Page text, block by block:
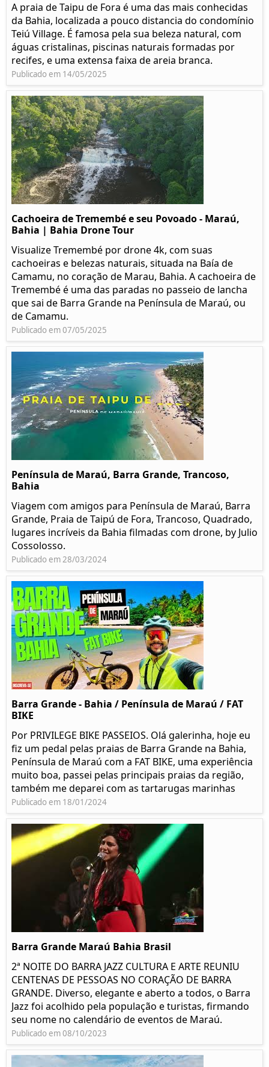
A praia de Taipu de Fora é uma das mais conhecidas
da Bahia, localizada a pouco distancia do condomínio
Teiú Village. É famosa pela sua beleza natural, com
águas cristalinas, piscinas naturais formadas por
recifes, e uma extensa faixa de areia branca.
Publicado em 14/05/2025
Cachoeira de Tremembé e seu Povoado - Maraú,
Bahia | Bahia Drone Tour
Visualize Tremembé por drone 4k, com suas
cachoeiras e belezas naturais, situada na Baía de
Camamu, no coração de Marau, Bahia. A cachoeira de
Tremembé é uma das paradas no passeio de lancha
que sai de Barra Grande na Península de Maraú, ou
de Camamu.
Publicado em 07/05/2025
Península de Maraú, Barra Grande, Trancoso,
Bahia
Viagem com amigos para Península de Maraú, Barra
Grande, Praia de Taipú de Fora, Trancoso, Quadrado,
lugares incríveis da Bahia filmadas com drone, by Julio
Cossolosso.
Publicado em 28/03/2024
Barra Grande - Bahia / Península de Maraú / FAT
BIKE
Por PRIVILEGE BIKE PASSEIOS. Olá galerinha, hoje eu
fiz um pedal pelas praias de Barra Grande na Bahia,
Península de Maraú com a FAT BIKE, uma experiência
muito boa, passei pelas principais praias da região,
também me deparei com as tartarugas marinhas
Publicado em 18/01/2024
Barra Grande Maraú Bahia Brasil
2ª NOITE DO BARRA JAZZ CULTURA E ARTE REUNIU
CENTENAS DE PESSOAS NO CORAÇÃO DE BARRA
GRANDE. Diverso, elegante e aberto a todos, o Barra
Jazz foi acolhido pela população e turistas, firmando
seu nome no calendário de eventos de Maraú.
Publicado em 08/10/2023